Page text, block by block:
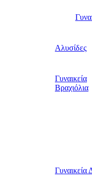
Αλυσίδες
Γυναικεία
Βραχιόλια
Γυναικεία